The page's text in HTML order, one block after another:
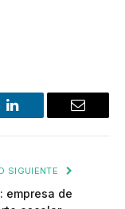
LinkedIn Email
SIGUIENTE
empresa de